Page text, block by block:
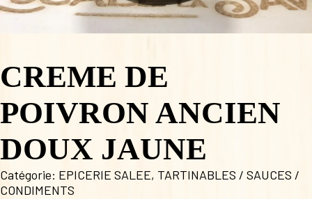
CREME DE
POIVRON ANCIEN
DOUX JAUNE
Catégorie: EPICERIE SALEE, TARTINABLES / SAUCES /
CONDIMENTS